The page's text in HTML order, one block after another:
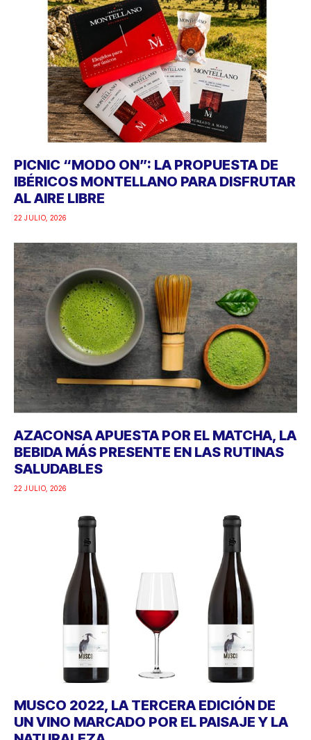
PICNIC “MODO ON”: LA PROPUESTA DE
IBÉRICOS MONTELLANO PARA DISFRUTAR
AL AIRE LIBRE
22 JULIO, 2026
AZACONSA APUESTA POR EL MATCHA, LA
BEBIDA MÁS PRESENTE EN LAS RUTINAS
SALUDABLES
22 JULIO, 2026
MUSCO 2022, LA TERCERA EDICIÓN DE
UN VINO MARCADO POR EL PAISAJE Y LA